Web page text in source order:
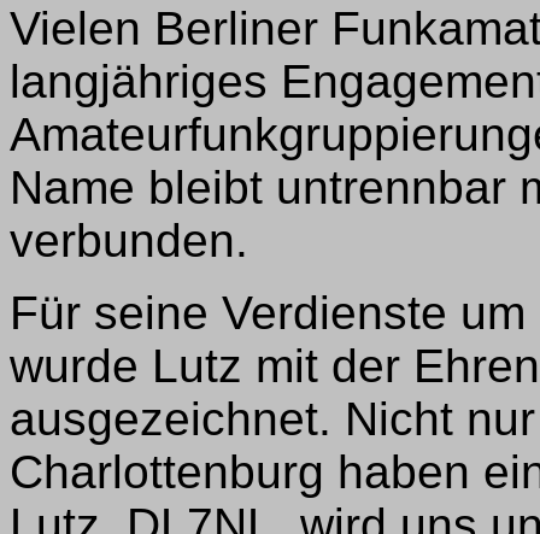
Vielen Berliner
langjähriges
Name bleibt untrennbar
verbunden.
Für seine Verdienste
wurde Lutz mit der
ausgezeichnet. Nicht
Charlottenburg haben